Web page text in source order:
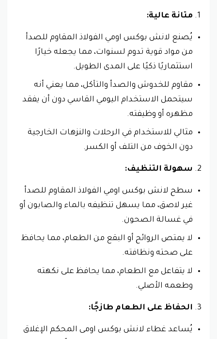
متانة عالية:
يُصنع لانش بوكس اومي الفولاذ المقاوم للصدأ
من مواد قوية تدوم لسنوات، مما يجعله خيارًا
استثماريًا ذكيًا على المدى الطويل.
مقاوم للخدوش والصدأ والتآكل، مما يعني أنه
سيتحمل الاستخدام اليومي القاسي دون أن يفقد
مظهره أو وظيفته.
مثالي للاستخدام في الرحلات والنزهات الخارجية
دون الخوف من التلف أو الكسر.
سهولة التنظيف:
سطح لانش بوكس اومي الفولاذ المقاوم للصدأ
غير لاصق، مما يسهل تنظيفه بالماء والصابون أو
في غسالة الصحون.
لا يمتص الروائح أو البقع من الطعام، مما يحافظ
على صحته ونظافته.
لا يتفاعل مع الطعام، مما يحافظ على نكهته
وطعمه الأصلي.
الحفاظ على الطعام طازجًا:
يُساعد غطاء لانش بوكس اومى المحكم الإغلاق